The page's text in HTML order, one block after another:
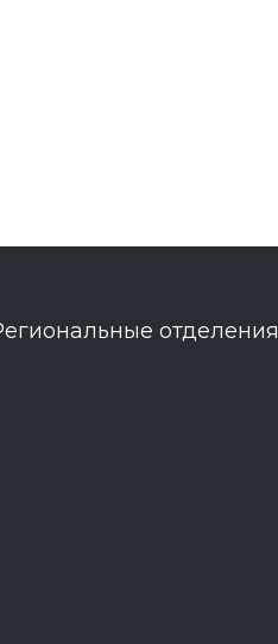
отделения